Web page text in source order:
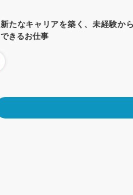
新たなキャリアを築く、未経験か
できるお仕事